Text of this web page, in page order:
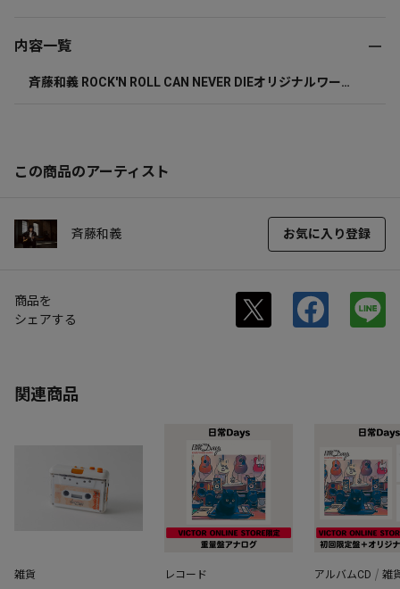
内容一覧
斉藤和義 ROCK'N ROLL CAN NEVER DIEオリジナルワーク
この商品のアーティスト
斉藤和義 お気に入り登録
商品を
シェアする
関連商品
雑貨 レコード アルバムCD 雑